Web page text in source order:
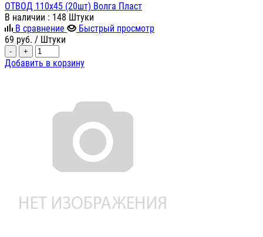
ОТВОД 110х45 (20шт) Волга Пласт
В наличии : 148 Штуки
В сравнение
Быстрый просмотр
69 руб. / Штуки
- +
Добавить в корзину